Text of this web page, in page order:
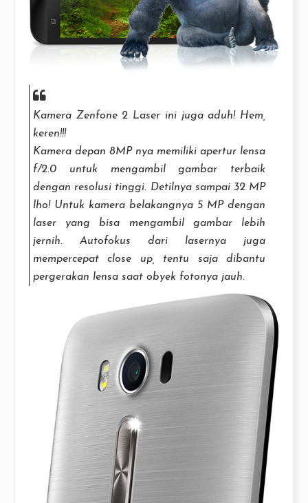
Kamera Zenfone 2 Laser ini juga aduh! Hem,
keren!!!
Kamera depan 8MP nya memiliki apertur lensa
f/2.0 untuk mengambil gambar terbaik
dengan resolusi tinggi. Detilnya sampai 32 MP
lho! Untuk kamera belakangnya 5 MP dengan
laser yang bisa mengambil gambar lebih
jernih. Autofokus dari lasernya juga
mempercepat close up, tentu saja dibantu
pergerakan lensa saat obyek fotonya jauh.